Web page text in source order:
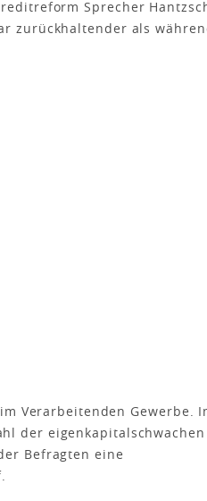
Sprecher
zurückhaltender als
Verarbeitenden Gewerbe.
der eigenkapitalschwachen
Befragten eine